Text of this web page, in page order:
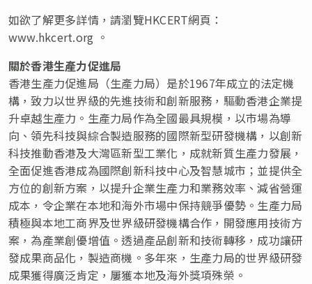
如欲了解更多詳情，請瀏覽HKCERT網頁：
www.hkcert.org 。
關於香港生產力促進局
香港生產力促進局（生產力局）是於1967年成立的法定機
構，致力以世界級的先進技術和創新服務，驅動香港企業提
升卓越生產力。生產力局作為全國最具規模，以市場為導
向、領先科技與綜合製造服務的國際新型研發機構，以創新
科技推動香港及大灣區新型工業化，成就新質生產力發展，
全面促進香港成為國際創新科技中心及智慧城市；並提供全
方位的創新方案，以提升企業生產力和業務效率、減省營運
成本，令企業在本地和海外市場中保持競爭優勢。生產力局
積極與本地工商界及世界級研發機構合作，開發應用技術方
案，為產業創優增值。透過產品創新和技術轉移，成功讓研
發成果商品化，製造商機。多年來，生產力局的世界級研發
成果獲得廣泛肯定，屢獲本地及海外獎項殊榮。